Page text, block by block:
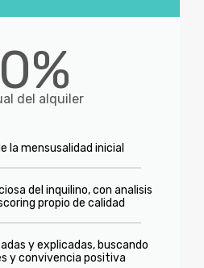
del alquiler
la mensusalidad inicial
del inquilino, con analisis
propio de calidad
y explicadas, buscando
y convivencia positiva